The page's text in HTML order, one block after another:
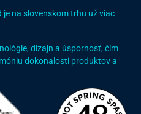
je na slovenskom trhu už viac
dizajn a úspornosť, čím
dokonalosti produktov a